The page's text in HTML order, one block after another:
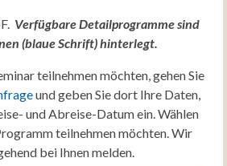
Verfügbare Detailprogramme sind
(blaue Schrift) hinterlegt.
teilnehmen möchten, gehen Sie
und geben Sie dort Ihre Daten,
und Abreise-Datum ein. Wählen
teilnehmen möchten. Wir
bei Ihnen melden.